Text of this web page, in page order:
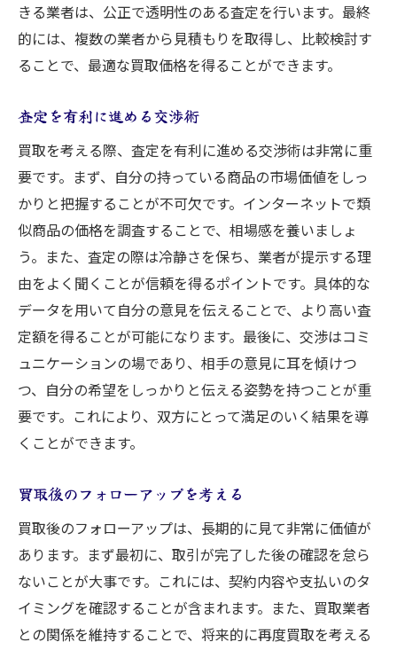
市場変化に応じた戦略の構築
情報を活かした買取条件の交渉
きる業者は、公正で透明性のある査定を行います。最終
的には、複数の業者から見積もりを取得し、比較検討す
ることで、最適な買取価格を得ることができます。
査定を有利に進める交渉術
買取を考える際、査定を有利に進める交渉術は非常に重
要です。まず、自分の持っている商品の市場価値をしっ
かりと把握することが不可欠です。インターネットで類
似商品の価格を調査することで、相場感を養いましょ
う。また、査定の際は冷静さを保ち、業者が提示する理
由をよく聞くことが信頼を得るポイントです。具体的な
データを用いて自分の意見を伝えることで、より高い査
定額を得ることが可能になります。最後に、交渉はコミ
ュニケーションの場であり、相手の意見に耳を傾けつ
つ、自分の希望をしっかりと伝える姿勢を持つことが重
要です。これにより、双方にとって満足のいく結果を導
くことができます。
買取後のフォローアップを考える
買取後のフォローアップは、長期的に見て非常に価値が
あります。まず最初に、取引が完了した後の確認を怠ら
ないことが大事です。これには、契約内容や支払いのタ
イミングを確認することが含まれます。また、買取業者
との関係を維持することで、将来的に再度買取を考える